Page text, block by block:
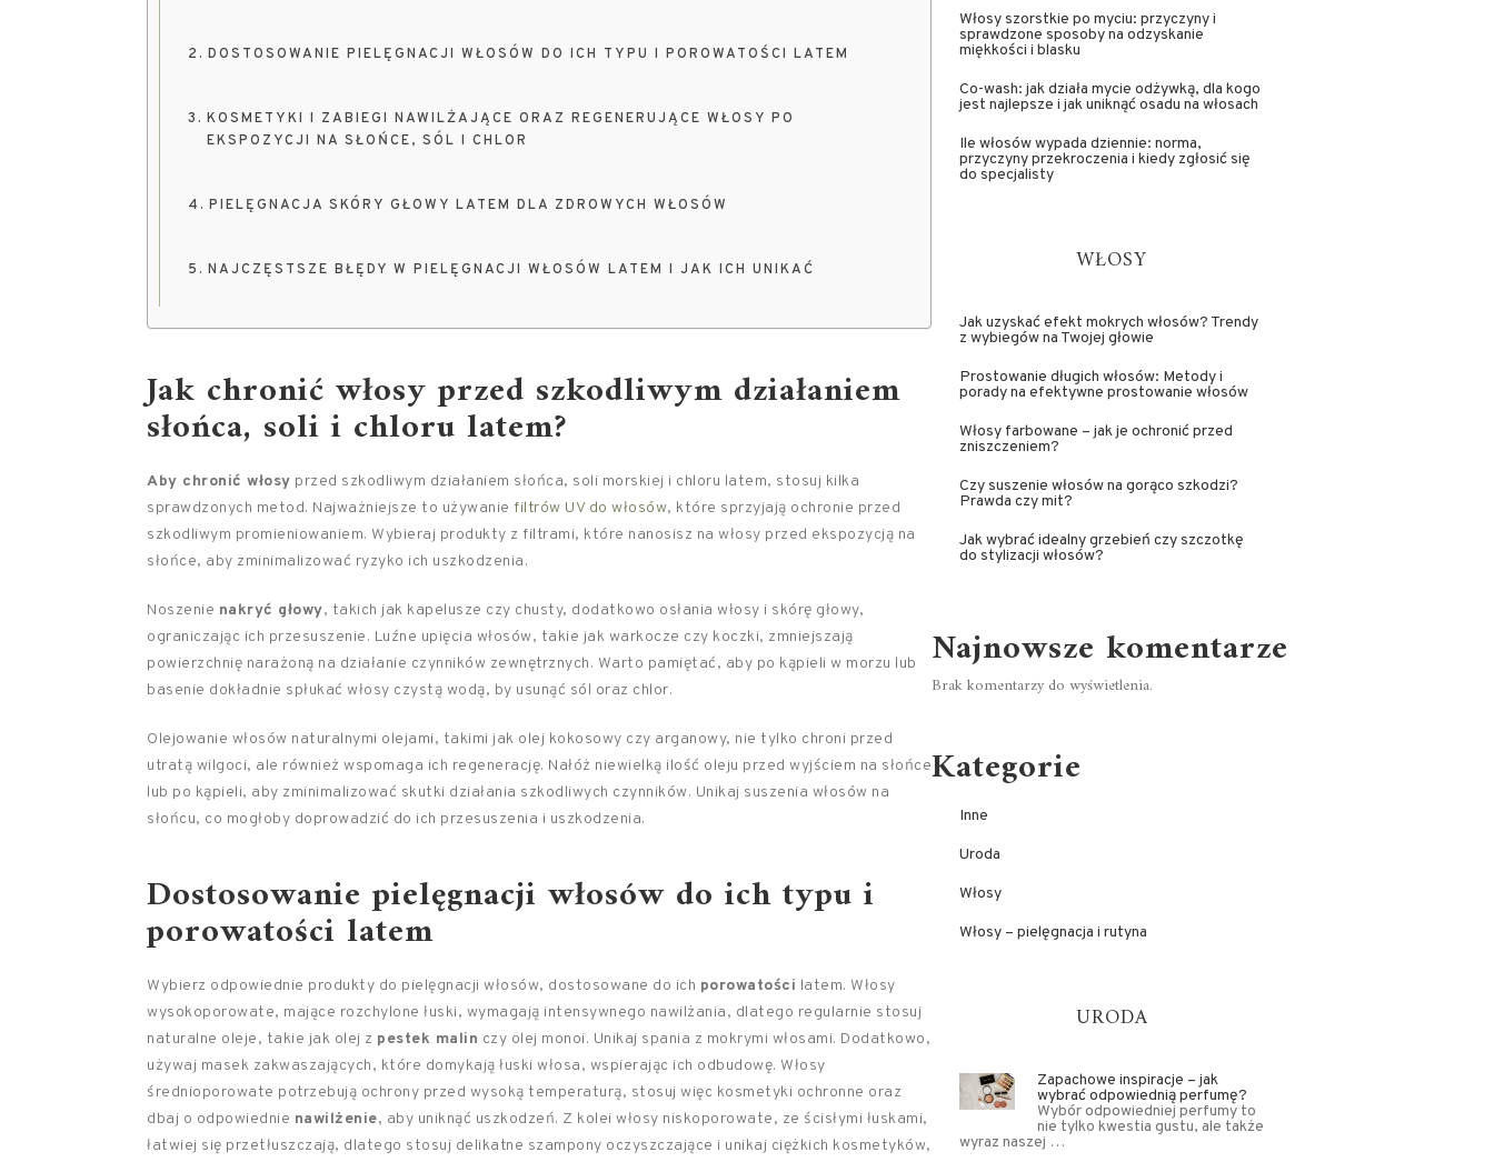
DOSTOSOWANIE PIELĘGNACJI WŁOSÓW DO ICH TYPU I POROWATOŚCI LATEM
KOSMETYKI I ZABIEGI NAWILŻAJĄCE ORAZ REGENERUJĄCE WŁOSY PO
EKSPOZYCJI NA SŁOŃCE, SÓL I CHLOR
PIELĘGNACJA SKÓRY GŁOWY LATEM DLA ZDROWYCH WŁOSÓW
NAJCZĘSTSZE BŁĘDY W PIELĘGNACJI WŁOSÓW LATEM I JAK ICH UNIKAĆ
Jak chronić włosy przed szkodliwym działaniem
słońca, soli i chloru latem?
Aby chronić włosy przed szkodliwym działaniem słońca, soli morskiej i chloru latem, stosuj kilka
sprawdzonych metod. Najważniejsze to używanie filtrów UV do włosów, które sprzyjają ochronie przed
szkodliwym promieniowaniem. Wybieraj produkty z filtrami, które nanosisz na włosy przed ekspozycją na
słońce, aby zminimalizować ryzyko ich uszkodzenia.
Noszenie nakryć głowy, takich jak kapelusze czy chusty, dodatkowo osłania włosy i skórę głowy,
ograniczając ich przesuszenie. Luźne upięcia włosów, takie jak warkocze czy koczki, zmniejszają
powierzchnię narażoną na działanie czynników zewnętrznych. Warto pamiętać, aby po kąpieli w morzu lub
basenie dokładnie spłukać włosy czystą wodą, by usunąć sól oraz chlor.
Olejowanie włosów naturalnymi olejami, takimi jak olej kokosowy czy arganowy, nie tylko chroni przed
utratą wilgoci, ale również wspomaga ich regenerację. Nałóż niewielką ilość oleju przed wyjściem na słońce
lub po kąpieli, aby zminimalizować skutki działania szkodliwych czynników. Unikaj suszenia włosów na
słońcu, co mogłoby doprowadzić do ich przesuszenia i uszkodzenia.
Dostosowanie pielęgnacji włosów do ich typu i
porowatości latem
Wybierz odpowiednie produkty do pielęgnacji włosów, dostosowane do ich porowatości latem. Włosy
wysokoporowate, mające rozchylone łuski, wymagają intensywnego nawilżania, dlatego regularnie stosuj
naturalne oleje, takie jak olej z pestek malin czy olej monoi. Unikaj spania z mokrymi włosami. Dodatkowo,
używaj masek zakwaszających, które domykają łuski włosa, wspierając ich odbudowę. Włosy
średnioporowate potrzebują ochrony przed wysoką temperaturą, stosuj więc kosmetyki ochronne oraz
dbaj o odpowiednie nawilżenie, aby uniknąć uszkodzeń. Z kolei włosy niskoporowate, ze ścisłymi łuskami,
łatwiej się przetłuszczają, dlatego stosuj delikatne szampony oczyszczające i unikaj ciężkich kosmetyków,
Włosy szorstkie po myciu: przyczyny i
sprawdzone sposoby na odzyskanie
miękkości i blasku
Co-wash: jak działa mycie odżywką, dla kogo
jest najlepsze i jak uniknąć osadu na włosach
Ile włosów wypada dziennie: norma,
przyczyny przekroczenia i kiedy zgłosić się
do specjalisty
WŁOSY
Jak uzyskać efekt mokrych włosów? Trendy
z wybiegów na Twojej głowie
Prostowanie długich włosów: Metody i
porady na efektywne prostowanie włosów
Włosy farbowane – jak je ochronić przed
zniszczeniem?
Czy suszenie włosów na gorąco szkodzi?
Prawda czy mit?
Jak wybrać idealny grzebień czy szczotkę
do stylizacji włosów?
Najnowsze komentarze
Brak komentarzy do wyświetlenia.
Kategorie
Inne
Uroda
Włosy
Włosy – pielęgnacja i rutyna
URODA
Zapachowe inspiracje – jak
wybrać odpowiednią perfumę?
Wybór odpowiedniej perfumy to
nie tylko kwestia gustu, ale także
wyraz naszej …